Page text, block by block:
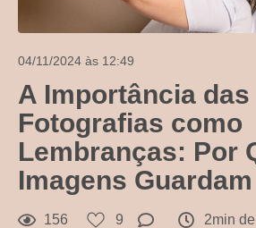
04/11/2024 às 12:49
A Importância das
Fotografias como
Lembranças: Por
Imagens
156 9 2min